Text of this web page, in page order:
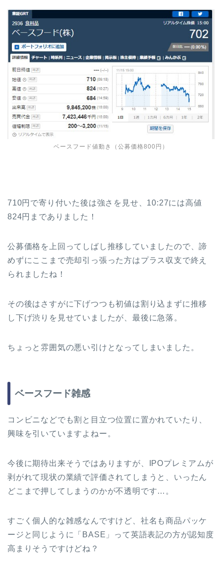
ベースフード値動き（公募価格800円）
710円で寄り付いた後は強さを見せ、10:27には高値
824円までありました！
公募価格を上回ってしばし推移していましたので、諦
めずにここまで売却引っ張った方はプラス収支で終え
られましたね！
その後はさすがに下げつつも初値は割り込まずに推移
し下げ渋りを見せていましたが、最後に急落。
ちょっと雰囲気の悪い引けとなってしまいました。
ベースフード雑感
コンビニなどでも割と目立つ位置に置かれていたり、
興味を引いていますよねー。
今後に期待出来そうではありますが、IPOプレミアムが
剥がれて現状の業績で評価されてしまうと、いったん
どこまで押してしまうのかが不透明です…。
すごく個人的な雑感なんですけど、社名も商品パッケ
ージと同じように「BASE」って英語表記の方が認知度
高まりそうですけどね？